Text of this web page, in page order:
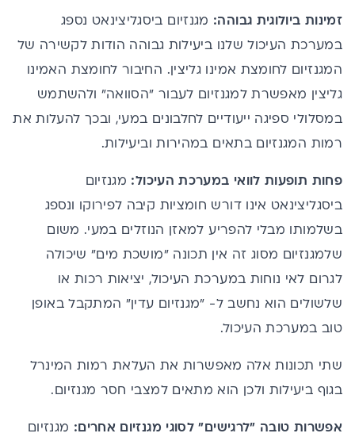
זמינות ביולוגית גבוהה: מגנזיום ביסגליצינאט נספג
במערכת העיכול שלנו ביעילות גבוהה הודות לקשירה של
המגנזיום לחומצת אמינו גליצין. החיבור לחומצת האמינו
גליצין מאפשרת למגנזיום לעבור "הסוואה" ולהשתמש
במסלולי ספיגה ייעודיים לחלבונים במעי, ובכך להעלות את
רמות המגנזיום בתאים במהירות וביעילות.
פחות תופעות לוואי במערכת העיכול: מגנזיום
ביסגליצינאט אינו דורש חומציות קיבה לפירוקו ונספג
בשלמותו מבלי להפריע למאזן הנוזלים במעי. משום
שלמגנזיום מסוג זה אין תכונה "מושכת מים" שיכולה
לגרום לאי נוחות במערכת העיכול, יציאות רכות או
שלשולים הוא נחשב ל- "מגנזיום עדין" המתקבל באופן
טוב במערכת העיכול.
שתי תכונות אלה מאפשרות את העלאת רמות המינרל
בגוף ביעילות ולכן הוא מתאים למצבי חסר מגנזיום.
אפשרות טובה "לרגישים" לסוגי מגנזיום אחרים: מגנזיום